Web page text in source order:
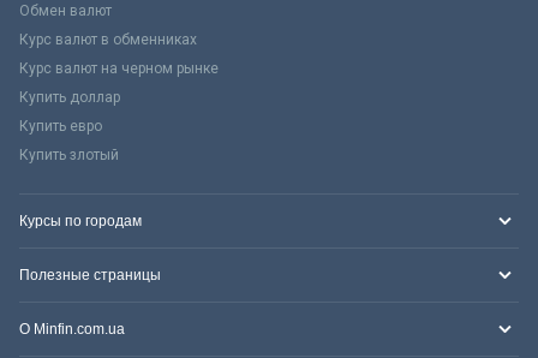
Обмен валют
Курс валют в обменниках
Курс валют на черном рынке
Купить доллар
Купить евро
Купить злотый
Курсы по городам
Полезные страницы
О Minfin.com.ua